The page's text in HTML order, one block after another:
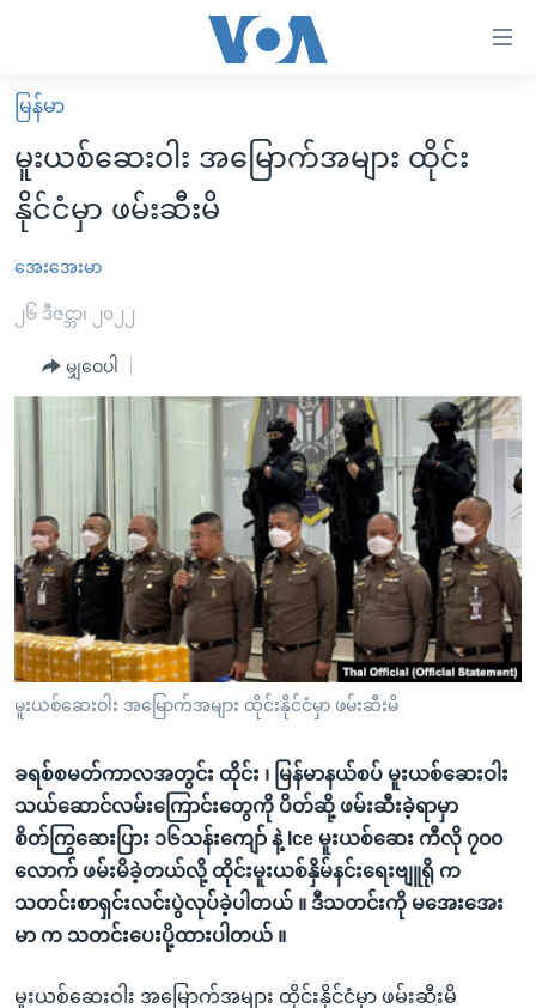
လွယ်ကူ
စေ
သည့်
Link
များ
ပင်မ
ညွန်း
စာမျက်နှာ
သို့
ကျော်
ကြည့်
ရှာဖွေ
ရန်
နေရာ
သို့
ကျော်
ရန်
မူလစာမျက်နှာ
မြန်မာ
ကမ္ဘာ့သတင်းများ
အစ္စရေး-ပါလက်စတိုင်း
သတင်းလွတ်လပ်ခွင့်
အင်္ဂလိပ်စာလေ့လာမယ်
အမေရိကန်သုံးအီဒီယံ
ရုပ်ရှင်ထဲက အင်္ဂလိပ်စာ
သုတပဒေသာ အင်္ဂလိပ်စာ
အပတ်စဉ်ကဏ္ဍများ
တီဗွီ
ရေဒီယိုနှင့်ရုပ်သံ အချက်အလက်များ
ရေဒီယို/တီဗွီအစီအစဉ်
Learning English
ဗွီအိုအေ လူမှုကွန်ယက်များ
ဘာသာစကားများ
မြန်မာ
မူးယစ်ဆေးဝါး အမြောက်အများ ထိုင်း
နိုင်ငံမှာ ဖမ်းဆီးမိ
အေးအေးမာ
၂၆ ဒီဇင္ဘာ၊ ၂၀၂၂
မျှဝေပါ
မူးယစ်ဆေးဝါး အမြောက်အများ ထိုင်းနိုင်ငံမှာ ဖမ်းဆီးမိ
ခရစ်စမတ်ကာလအတွင်း ထိုင်း ၊ မြန်မာနယ်စပ် မူးယစ်ဆေးဝါး
သယ်ဆောင်လမ်းကြောင်းတွေကို ပိတ်ဆို့ ဖမ်းဆီးခဲ့ရာမှာ
စိတ်ကြွဆေးပြား ၁၆သန်းကျော် နဲ့ Ice မူးယစ်ဆေး ကီလို ၇၀၀
လောက် ဖမ်းမိခဲ့တယ်လို့ ထိုင်းမူးယစ်နှိမ်နင်းရေးဗျူရို က
သတင်းစာရှင်းလင်းပွဲလုပ်ခဲ့ပါတယ် ။ ဒီသတင်းကို မအေးအေး
မာ က သတင်းပေးပို့ထားပါတယ် ။
မူးယစ်ဆေးဝါး အမြောက်အများ ထိုင်းနိုင်ငံမှာ ဖမ်းဆီးမိ